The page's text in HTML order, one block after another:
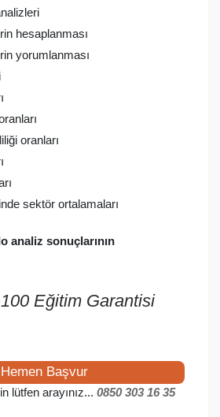
hesaplanması
yorumlanması
oranları
sektör ortalamaları
analiz sonuçlarının
Eğitim Garantisi
Hemen Başvur
lütfen arayınız... 0850 303 16 35